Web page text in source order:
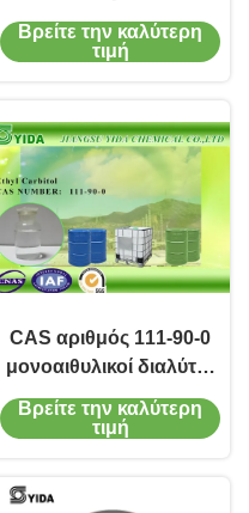
μονοαιθυλικός αιθέρας
CAS no.112-50-5
Βρείτε την καλύτερη
τιμή
CAS αριθμός 111-90-0
μονοαιθυλικοί διαλύτες
αιθέρα γλυκόλης
διεθυλενίου με την ήπια
Βρείτε την καλύτερη
τιμή